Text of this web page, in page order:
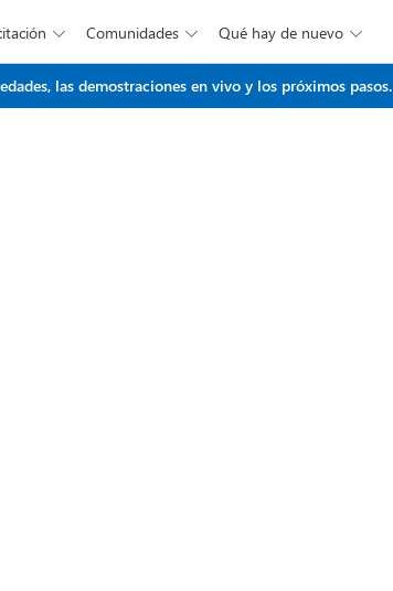
 Comunidades  Qué hay de nuevo 
las demostraciones en vivo y los próximos pasos.